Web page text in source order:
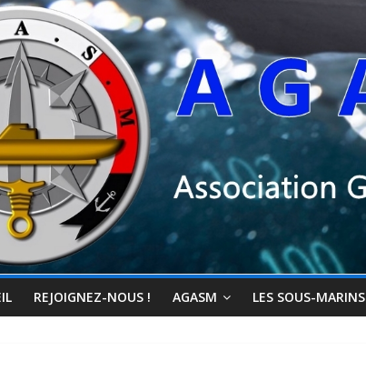
REJOIGNEZ-NOUS ! AGASM LES SOUS-MARINS